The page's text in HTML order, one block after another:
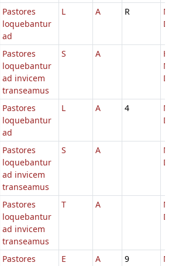
Pastores
loquebantur
ad
L A R
Pastores
loquebantur
ad invicem
transeamus
S A
Pastores
loquebantur
ad
L A 4
Pastores
loquebantur
ad invicem
transeamus
S A
Pastores
loquebantur
ad invicem
transeamus
T A
Pastores
E A 9